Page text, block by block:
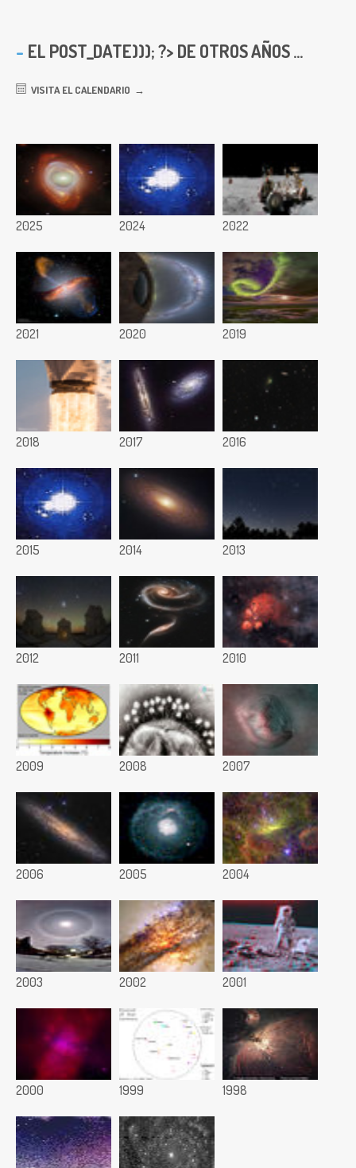
EL POST_DATE))); ?> DE OTROS AÑOS ...
VISITA EL CALENDARIO
2025 2024 2022
2021 2020 2019
2018 2017 2016
2015 2014 2013
2012 2011 2010
2009 2008 2007
2006 2005 2004
2003 2002 2001
2000 1999 1998